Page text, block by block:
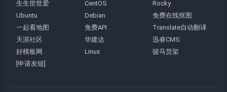
生生世世爱
CentOS
Rocky
Ubuntu
Debian
免费在线抠图
一起看地图
免费API
Translate自动翻译
天涯社区
华建达
迅睿CMS
好模板网
Linux
骏马货架
[申请友链]